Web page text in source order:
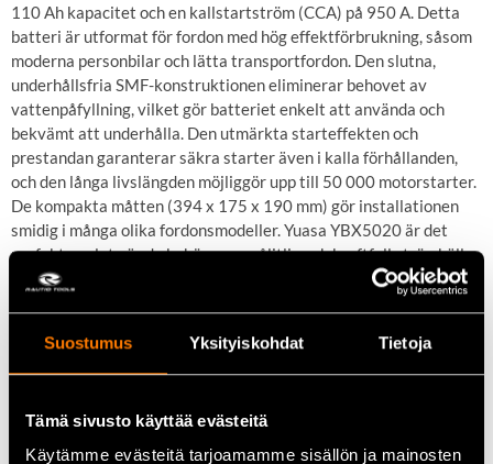
Suostumus Yksityiskohdat Tietoja
Tämä sivusto käyttää evästeitä
Käytämme evästeitä tarjoamamme sisällön ja mainosten
110 Ah kapacitet och en kallstartström (CCA) på 950 A. Detta
batteri är utformat för fordon med hög effektförbrukning, såsom
moderna personbilar och lätta transportfordon. Den slutna,
underhållsfria SMF-konstruktionen eliminerar behovet av
vattenpåfyllning, vilket gör batteriet enkelt att använda och
bekvämt att underhålla. Den utmärkta starteffekten och
prestandan garanterar säkra starter även i kalla förhållanden,
och den långa livslängden möjliggör upp till 50 000 motorstarter.
De kompakta måtten (394 x 175 x 190 mm) gör installationen
smidig i många olika fordonsmodeller. Yuasa YBX5020 är det
perfekta valet när du behöver en pålitlig och kraftfull strömkälla
till ditt fordon.
kalla förhållanden
Lång livslängd – klarar upp till 50 000 starter